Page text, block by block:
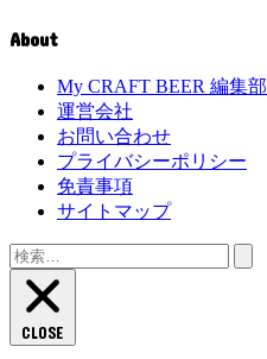
About
My CRAFT BEER 編集部
運営会社
お問い合わせ
プライバシーポリシー
免責事項
サイトマップ
検
索:
CLOSE